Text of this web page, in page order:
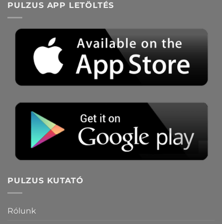
PULZUS APP LETÖLTÉS
PULZUS KUTATÓ
Rólunk